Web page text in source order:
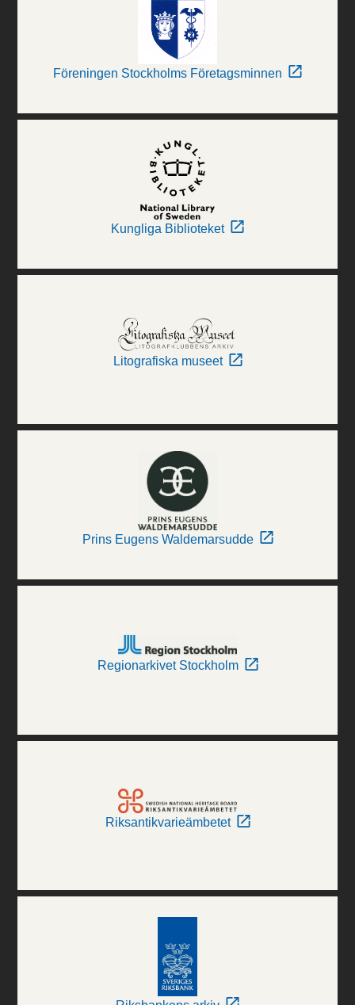
Föreningen Stockholms Företagsminnen
Kungliga Biblioteket
Litografiska museet
Prins Eugens Waldemarsudde
Regionarkivet Stockholm
Riksantikvarieämbetet